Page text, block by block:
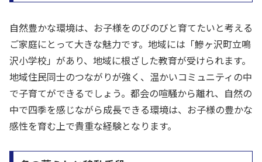
自然豊かな環境は、お子様をのびのびと育てたいと考える
ご家庭にとって大きな魅力です。地域には「鰺ヶ沢町立鳴
沢小学校」があり、地域に根ざした教育が受けられます。
地域住民同士のつながりが強く、温かいコミュニティの中
で子育てができるでしょう。都会の喧騒から離れ、自然の
中で四季を感じながら成長できる環境は、お子様の豊かな
感性を育む上で貴重な経験となります。